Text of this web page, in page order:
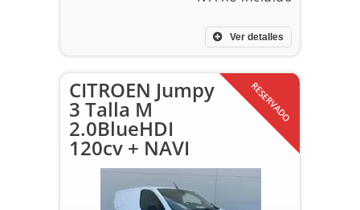
Ver detalles
RESERVADO
CITROEN Jumpy
3 Talla M
2.0BlueHDI
120cv + NAVI